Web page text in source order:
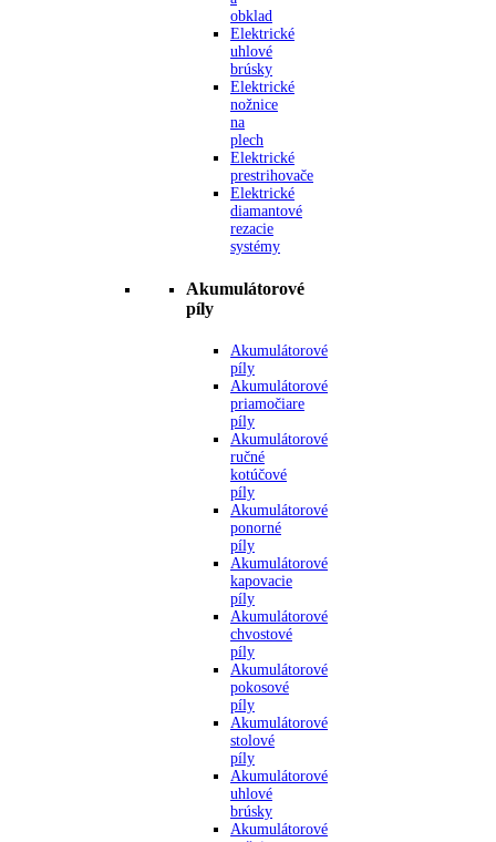
obklad
Elektrické
uhlové
brúsky
Elektrické
nožnice
na
plech
Elektrické
prestrihovače
Elektrické
diamantové
rezacie
systémy
Akumulátorové
píly
Akumulátorové
píly
Akumulátorové
priamočiare
píly
Akumulátorové
ručné
kotúčové
píly
Akumulátorové
ponorné
píly
Akumulátorové
kapovacie
píly
Akumulátorové
chvostové
píly
Akumulátorové
pokosové
píly
Akumulátorové
stolové
píly
Akumulátorové
uhlové
brúsky
Akumulátorové